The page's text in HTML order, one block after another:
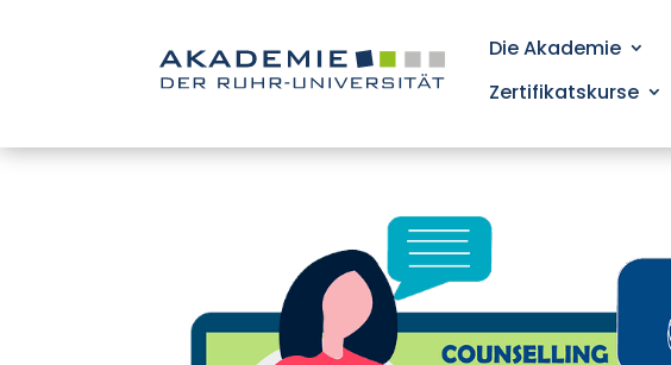
Die Akademie
Zertifikatskurse